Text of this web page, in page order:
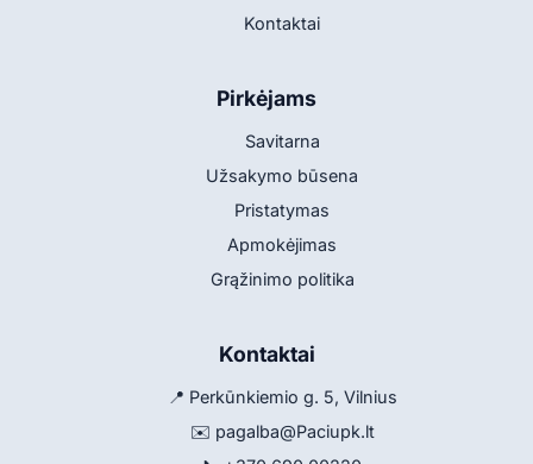
Kontaktai
Pirkėjams
Savitarna
Užsakymo būsena
Pristatymas
Apmokėjimas
Grąžinimo politika
Kontaktai
📍 Perkūnkiemio g. 5, Vilnius
✉️ pagalba@Paciupk.lt